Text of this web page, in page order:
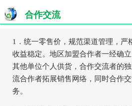
合作交流
1．统一零售价，规范渠道管理，严
收益稳定。地区加盟合作者一经确
其他单位个人供货，合作交流者的
流合作者拓展销售网络，同时合作
务。